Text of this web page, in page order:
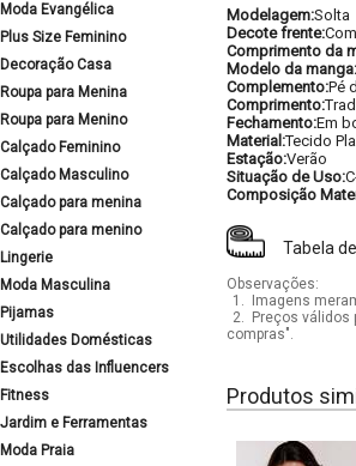
Moda Evangélica
Plus Size Feminino
Decoração Casa
Roupa para Menina
Roupa para Menino
Calçado Feminino
Calçado Masculino
Calçado para menina
Calçado para menino
Lingerie
Moda Masculina
Pijamas
Utilidades Domésticas
Escolhas das Influencers
Fitness
Jardim e Ferramentas
Moda Praia
Modelagem:Solta
Decote frente:
Comprimento da
Modelo da manga:
Complemento:Pé
Comprimento:
Fechamento:Em
Material:Tecido
Estação:Verão
Situação de Uso:
Composição
Tabela
Observações:
1.
Imagens
2.
Preços válidos
compras".
Produtos